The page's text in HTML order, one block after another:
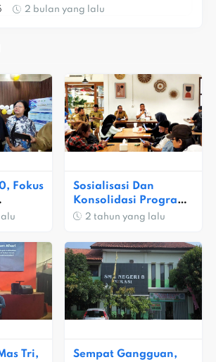
2 bulan yang lalu
Fokus
Sosialisasi Dan
Konsolidasi Program
Pemerintah Kota
2 tahun yang lalu
Tri,
Sempat Gangguan,